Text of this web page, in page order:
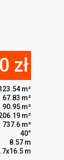
zł
m²
67.83 m²
90.95 m²
m²
737.6 m³
40°
8.57 m
m